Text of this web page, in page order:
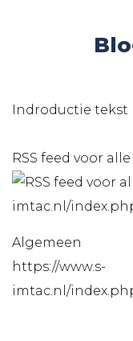
Indroductie tekst
RSS feed voor
imtac.nl/
Algemeen
https://www.s-
imtac.nl/